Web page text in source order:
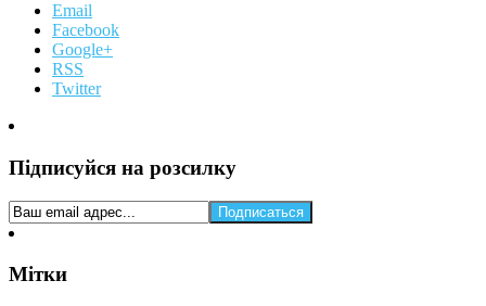
Email
Facebook
Google+
RSS
Twitter
Підписуйся на розсилку
Мітки